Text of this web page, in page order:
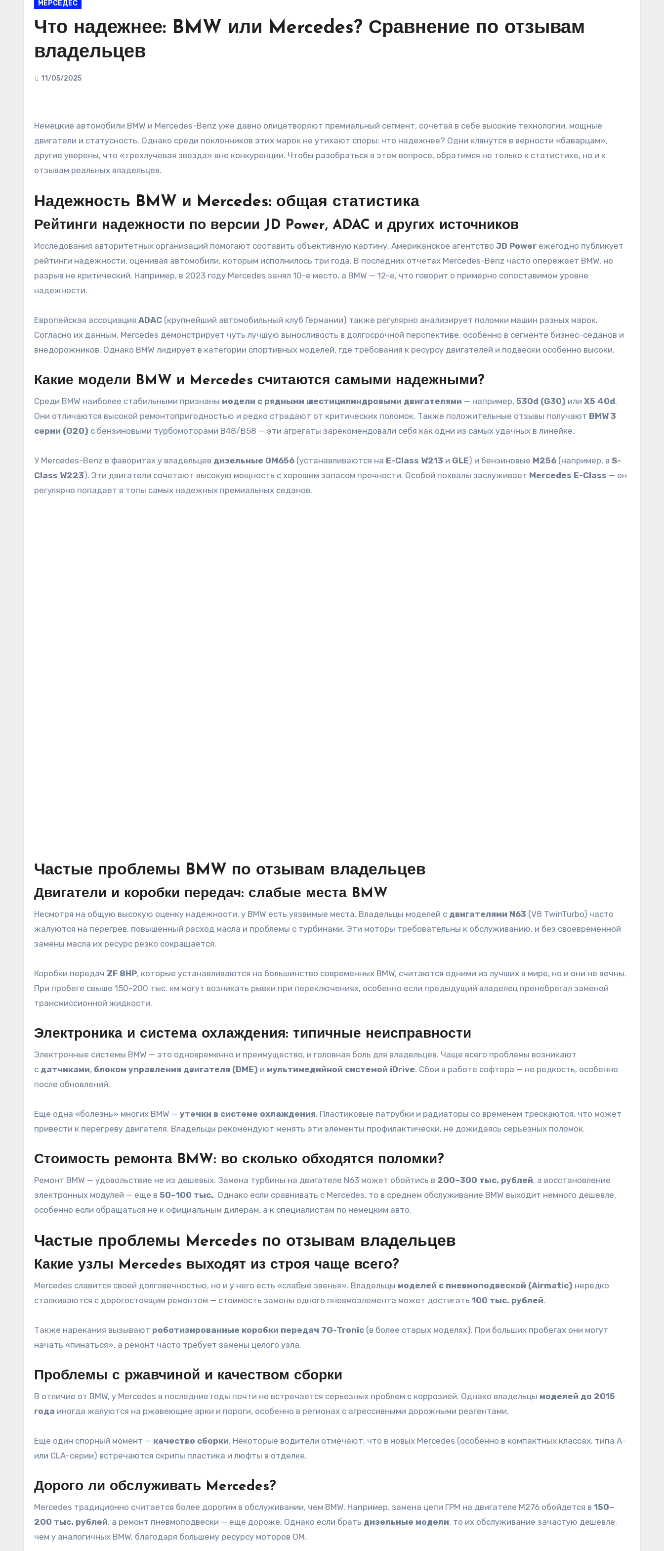
МЕРСЕДЕС
Что надежнее: BMW или Mercedes? Сравнение по отзывам
владельцев
11/05/2025
Немецкие автомобили BMW и Mercedes-Benz уже давно олицетворяют премиальный сегмент, сочетая в себе высокие технологии, мощные
двигатели и статусность. Однако среди поклонников этих марок не утихают споры: что надежнее? Одни клянутся в верности «баварцам»,
другие уверены, что «трехлучевая звезда» вне конкуренции. Чтобы разобраться в этом вопросе, обратимся не только к статистике, но и к
отзывам реальных владельцев.
Надежность BMW и Mercedes: общая статистика
Рейтинги надежности по версии JD Power, ADAC и других источников
Исследования авторитетных организаций помогают составить объективную картину. Американское агентство JD Power ежегодно публикует
рейтинги надежности, оценивая автомобили, которым исполнилось три года. В последних отчетах Mercedes-Benz часто опережает BMW, но
разрыв не критический. Например, в 2023 году Mercedes занял 10-е место, а BMW — 12-е, что говорит о примерно сопоставимом уровне
надежности.
Европейская ассоциация ADAC (крупнейший автомобильный клуб Германии) также регулярно анализирует поломки машин разных марок.
Согласно их данным, Mercedes демонстрирует чуть лучшую выносливость в долгосрочной перспективе, особенно в сегменте бизнес-седанов и
внедорожников. Однако BMW лидирует в категории спортивных моделей, где требования к ресурсу двигателей и подвески особенно высоки.
Какие модели BMW и Mercedes считаются самыми надежными?
Среди BMW наиболее стабильными признаны модели с рядными шестицилиндровыми двигателями — например, 530d (G30) или X5 40d.
Они отличаются высокой ремонтопригодностью и редко страдают от критических поломок. Также положительные отзывы получают BMW 3
серии (G20) с бензиновыми турбомоторами B48/B58 — эти агрегаты зарекомендовали себя как одни из самых удачных в линейке.
У Mercedes-Benz в фаворитах у владельцев дизельные OM656 (устанавливаются на E-Class W213 и GLE) и бензиновые M256 (например, в S-
Class W223). Эти двигатели сочетают высокую мощность с хорошим запасом прочности. Особой похвалы заслуживает Mercedes E-Class — он
регулярно попадает в топы самых надежных премиальных седанов.
Частые проблемы BMW по отзывам владельцев
Двигатели и коробки передач: слабые места BMW
Несмотря на общую высокую оценку надежности, у BMW есть уязвимые места. Владельцы моделей с двигателями N63 (V8 TwinTurbo) часто
жалуются на перегрев, повышенный расход масла и проблемы с турбинами. Эти моторы требовательны к обслуживанию, и без своевременной
замены масла их ресурс резко сокращается.
Коробки передач ZF 8HP, которые устанавливаются на большинство современных BMW, считаются одними из лучших в мире, но и они не вечны.
При пробеге свыше 150–200 тыс. км могут возникать рывки при переключениях, особенно если предыдущий владелец пренебрегал заменой
трансмиссионной жидкости.
Электроника и система охлаждения: типичные неисправности
Электронные системы BMW — это одновременно и преимущество, и головная боль для владельцев. Чаще всего проблемы возникают
с датчиками, блоком управления двигателя (DME) и мультимедийной системой iDrive. Сбои в работе софтера — не редкость, особенно
после обновлений.
Еще одна «болезнь» многих BMW — утечки в системе охлаждения. Пластиковые патрубки и радиаторы со временем трескаются, что может
привести к перегреву двигателя. Владельцы рекомендуют менять эти элементы профилактически, не дожидаясь серьезных поломок.
Стоимость ремонта BMW: во сколько обходятся поломки?
Ремонт BMW — удовольствие не из дешевых. Замена турбины на двигателе N63 может обойтись в 200–300 тыс. рублей, а восстановление
электронных модулей — еще в 50–100 тыс.. Однако если сравнивать с Mercedes, то в среднем обслуживание BMW выходит немного дешевле,
особенно если обращаться не к официальным дилерам, а к специалистам по немецким авто.
Частые проблемы Mercedes по отзывам владельцев
Какие узлы Mercedes выходят из строя чаще всего?
Mercedes славится своей долговечностью, но и у него есть «слабые звенья». Владельцы моделей с пневмоподвеской (Airmatic) нередко
сталкиваются с дорогостоящим ремонтом — стоимость замены одного пневмоэлемента может достигать 100 тыс. рублей.
Также нарекания вызывают роботизированные коробки передач 7G-Tronic (в более старых моделях). При больших пробегах они могут
начать «пинаться», а ремонт часто требует замены целого узла.
Проблемы с ржавчиной и качеством сборки
В отличие от BMW, у Mercedes в последние годы почти не встречается серьезных проблем с коррозией. Однако владельцы моделей до 2015
года иногда жалуются на ржавеющие арки и пороги, особенно в регионах с агрессивными дорожными реагентами.
Еще один спорный момент — качество сборки. Некоторые водители отмечают, что в новых Mercedes (особенно в компактных классах, типа A-
или CLA-серии) встречаются скрипы пластика и люфты в отделке.
Дорого ли обслуживать Mercedes?
Mercedes традиционно считается более дорогим в обслуживании, чем BMW. Например, замена цепи ГРМ на двигателе M276 обойдется в 150–
200 тыс. рублей, а ремонт пневмоподвески — еще дороже. Однако если брать дизельные модели, то их обслуживание зачастую дешевле,
чем у аналогичных BMW, благодаря большему ресурсу моторов OM.